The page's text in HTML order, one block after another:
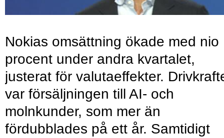
Nokias omsättning ökade med nio
procent under andra kvartalet,
justerat för valutaeffekter.
var försäljningen till AI- och
molnkunder, som mer än
fördubblades på ett år. Samtidigt